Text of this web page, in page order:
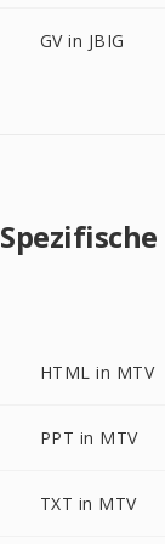
GV in JBIG
HTML in MTV
PPT in MTV
TXT in MTV